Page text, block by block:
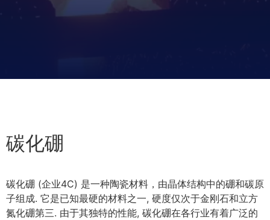
碳化硼
碳化硼 (企业4C) 是一种陶瓷材料，由晶体结构中的硼和碳原
子组成. 它是已知最硬的材料之一, 硬度仅次于金刚石和立方
氮化硼第三. 由于其独特的性能, 碳化硼在各行业有着广泛的